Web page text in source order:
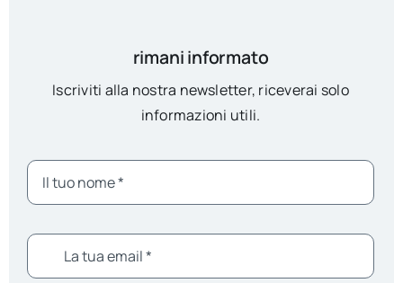
rimani informato
Iscriviti alla nostra newsletter, riceverai solo
informazioni utili.